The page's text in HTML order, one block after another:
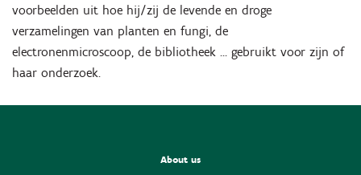
voorbeelden uit hoe hij/zij de levende en droge
verzamelingen van planten en fungi, de
electronenmicroscoop, de bibliotheek … gebruikt voor zijn of
haar onderzoek.
About us